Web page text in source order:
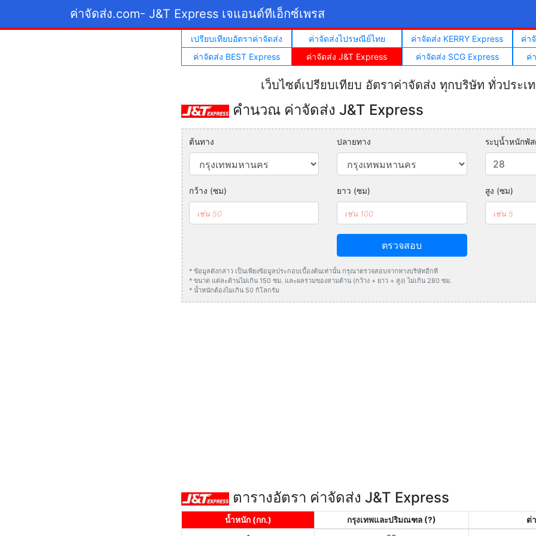
ค่าจัดส่ง.com- J&T Express เจแอนด์ทีเอ็กซ์เพรส
เปรียบเทียบอัตราค่าจัดส่ง ค่าจัดส่งไปรษณีย์ไทย ค่าจัดส่ง KERRY Express
ค่า
ค่าจัดส่ง BEST Express
ค่าจัดส่ง J&T Express ค่าจัดส่ง SCG Express ค่
เว็บไซต์เปรียบเทียบ อัตราค่าจัดส่ง ทุกบริษัท ทั่วประเ
คำนวณ ค่าจัดส่ง J&T Express
ต้นทาง ปลายทาง ระบุน้ำหนักพั
กว้าง (ซม) ยาว (ซม) สูง (ซม)
ตรวจสอบ
* ข้อมูลดังกล่าว เป็นเพียงข้อมูลประกอบเบื้องต้นเท่านั้น กรุณาตรวจสอบจากทางบริษัทอีกที
* ขนาด แต่ละด้านไม่เกิน 150 ซม. และผลรวมของสามด้าน (กว้าง + ยาว + สูง) ไม่เกิน 280 ซม.
* น้ำหนักต้องไมเกิน 50 กิโลกรัม
ตารางอัตรา ค่าจัดส่ง J&T Express
น้ำหนัก (กก.) กรุงเทพและปริมณฑล (?)
ต่